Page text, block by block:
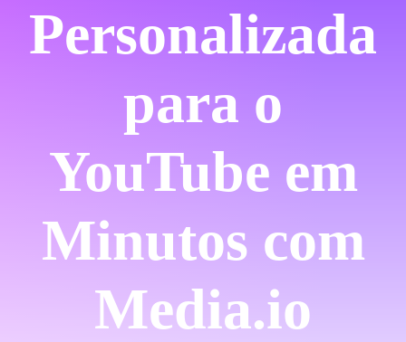
Personalizada
para o
YouTube em
Minutos com
Media.io